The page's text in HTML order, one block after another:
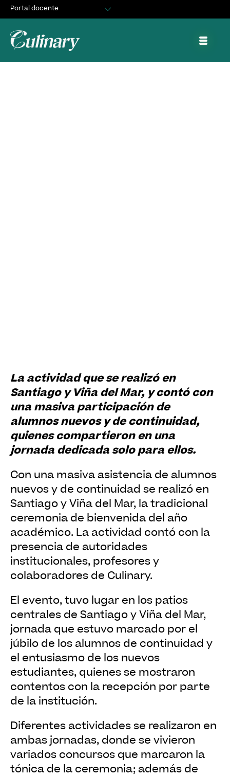
Portal docente
Portal de trabajo y prácticas
La actividad que se realizó en
Santiago y Viña del Mar, y contó con
una masiva participación de
alumnos nuevos y de continuidad,
quienes compartieron en una
jornada dedicada solo para ellos.
Con una masiva asistencia de alumnos
nuevos y de continuidad se realizó en
Santiago y Viña del Mar, la tradicional
ceremonia de bienvenida del año
académico. La actividad contó con la
presencia de autoridades
institucionales, profesores y
colaboradores de Culinary.
El evento, tuvo lugar en los patios
centrales de Santiago y Viña del Mar,
jornada que estuvo marcado por el
júbilo de los alumnos de continuidad y
el entusiasmo de los nuevos
estudiantes, quienes se mostraron
contentos con la recepción por parte
de la institución.
Diferentes actividades se realizaron en
ambas jornadas, donde se vivieron
variados concursos que marcaron la
tónica de la ceremonia; además de